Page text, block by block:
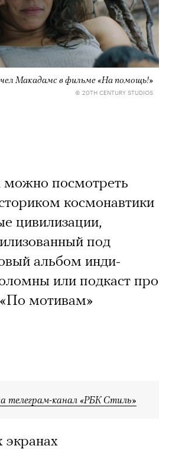
Макадамс в фильме «На помощь!»
© 20TH CENTURY STUDIOS
посмотреть
космонавтики
цивилизации,
под
альбом инди-
или подкаст про
мотивам»
телеграм-канал «РБК Стиль»